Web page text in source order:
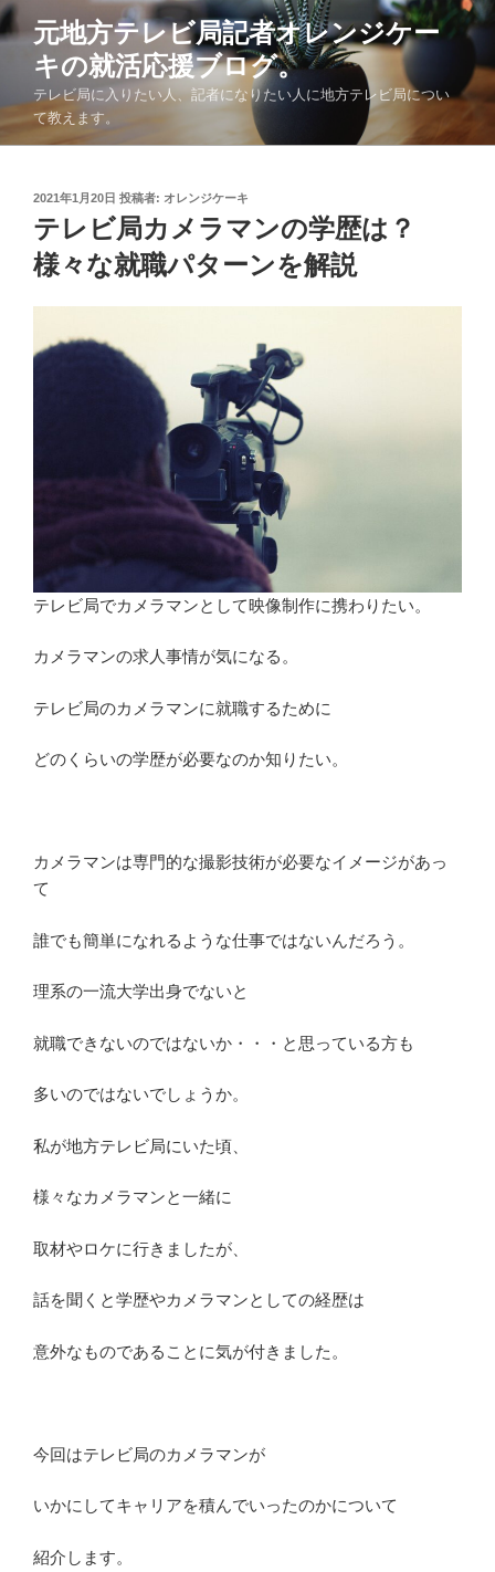
コ
ン
へ
元地方テレビ局記者オレンジケー
キの就活応援ブログ。
テレビ局に入りたい人、記者になりたい人に地方テレビ局につい
て教えます。
投
稿
日:
2021年1月20日 投稿者: オレンジケーキ
テレビ局カメラマンの学歴は？
様々な就職パターンを解説
テレビ局でカメラマンとして映像制作に携わりたい。
カメラマンの求人事情が気になる。
テレビ局のカメラマンに就職するために
どのくらいの学歴が必要なのか知りたい。
カメラマンは専門的な撮影技術が必要なイメージがあっ
て
誰でも簡単になれるような仕事ではないんだろう。
理系の一流大学出身でないと
就職できないのではないか・・・と思っている方も
多いのではないでしょうか。
私が地方テレビ局にいた頃、
様々なカメラマンと一緒に
取材やロケに行きましたが、
話を聞くと学歴やカメラマンとしての経歴は
意外なものであることに気が付きました。
今回はテレビ局のカメラマンが
いかにしてキャリアを積んでいったのかについて
紹介します。